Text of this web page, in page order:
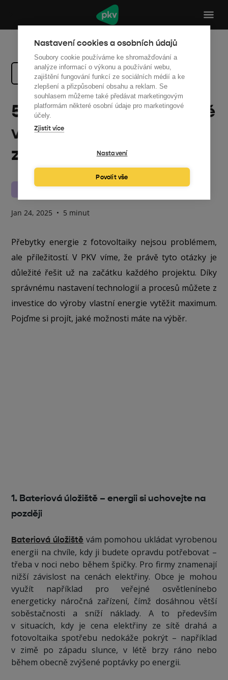
Nastavení cookies a osobních údajů
Soubory cookie používáme ke shromažďování a
analýze informací o výkonu a používání webu,
zajištění fungování funkcí ze sociálních médií a ke
zlepšení a přizpůsobení obsahu a reklam. Se
souhlasem můžeme také předávat marketingovým
platformám některé osobní údaje pro marketingové
účely.
Zjistit více
Nastavení
Povolit vše
Zpět na všechny články
5 způsobů, jak efektivně
využít přebytky energie
z fotovoltaiky
Energetika Fotovoltaika
Jan 24, 2025 • 5 minut
Přebytky energie z fotovoltaiky nejsou problémem,
ale příležitostí. V PKV víme, že právě tyto otázky je
důležité řešit už na začátku každého projektu. Díky
správnému nastavení technologií a procesů můžete z
investice do výroby vlastní energie vytěžit maximum.
Pojďme si projít, jaké možnosti máte na výběr.
1. Bateriová úložiště – energii si uchovejte na
později
Bateriová úložiště vám pomohou ukládat vyrobenou
energii na chvíle, kdy ji budete opravdu potřebovat –
třeba v noci nebo během špičky. Pro firmy znamenají
nižší závislost na cenách elektřiny. Obce je mohou
využít například pro veřejné osvětlenínebo
energeticky náročná zařízení, čímž dosáhnou větší
soběstačnosti a sníží náklady. A to především
v situacích, kdy je cena elektřiny ze sítě drahá a
fotovoltaika spotřebu nedokáže pokrýt – například
v zimě po západu slunce, v létě brzy ráno nebo
během obecně zvýšené poptávky po energii.